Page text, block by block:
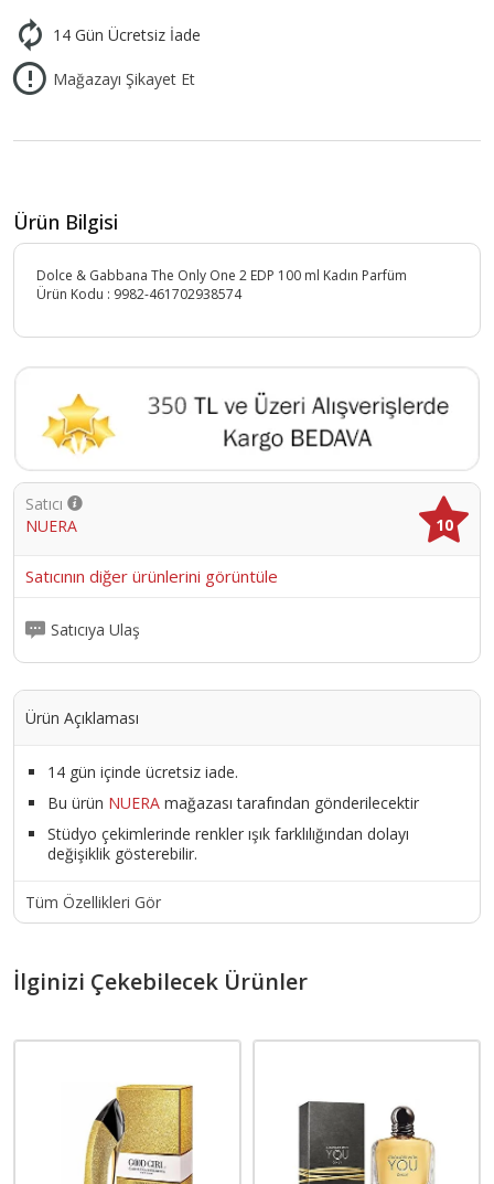
14 Gün Ücretsiz İade
Mağazayı Şikayet Et
Ürün Bilgisi
Dolce & Gabbana The Only One 2 EDP 100 ml Kadın Parfüm
Ürün Kodu : 9982-461702938574
Satıcı
NUERA
10
Satıcının diğer ürünlerini görüntüle
Satıcıya Ulaş
Ürün Açıklaması
14 gün içinde ücretsiz iade.
Bu ürün NUERA mağazası tarafından gönderilecektir
Stüdyo çekimlerinde renkler ışık farklılığından dolayı
değişiklik gösterebilir.
Tüm Özellikleri Gör
İlginizi Çekebilecek Ürünler